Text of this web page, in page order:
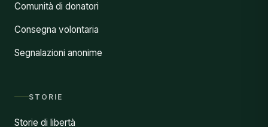
Comunità di donatori
Consegna volontaria
Segnalazioni anonime
STORIE
Storie di libertà